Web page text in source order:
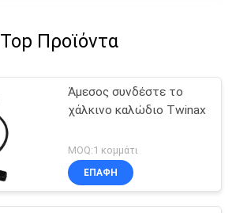
Top Προϊόντα
Άμεσος συνδέστε το
χάλκινο καλώδιο Twinax
MOQ:1 κομμάτι
ΕΠΑΦΉ